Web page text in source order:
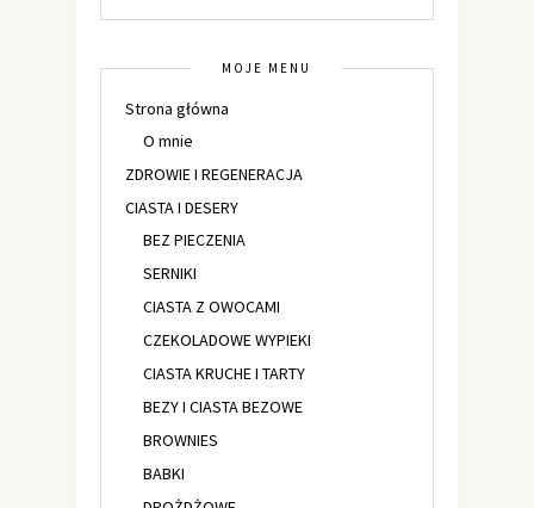
MOJE MENU
Strona główna
O mnie
ZDROWIE I REGENERACJA
CIASTA I DESERY
BEZ PIECZENIA
SERNIKI
CIASTA Z OWOCAMI
CZEKOLADOWE WYPIEKI
CIASTA KRUCHE I TARTY
BEZY I CIASTA BEZOWE
BROWNIES
BABKI